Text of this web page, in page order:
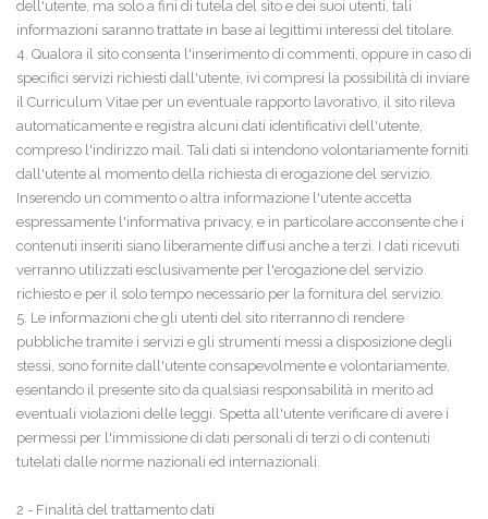
dell'utente, ma solo a fini di tutela del sito e dei suoi utenti, tali
informazioni saranno trattate in base ai legittimi interessi del titolare.
4. Qualora il sito consenta l'inserimento di commenti, oppure in caso di
specifici servizi richiesti dall'utente, ivi compresi la possibilità di inviare
il Curriculum Vitae per un eventuale rapporto lavorativo, il sito rileva
automaticamente e registra alcuni dati identificativi dell'utente,
compreso l'indirizzo mail. Tali dati si intendono volontariamente forniti
dall'utente al momento della richiesta di erogazione del servizio.
Inserendo un commento o altra informazione l'utente accetta
espressamente l'informativa privacy, e in particolare acconsente che i
contenuti inseriti siano liberamente diffusi anche a terzi. I dati ricevuti
verranno utilizzati esclusivamente per l'erogazione del servizio
richiesto e per il solo tempo necessario per la fornitura del servizio.
5. Le informazioni che gli utenti del sito riterranno di rendere
pubbliche tramite i servizi e gli strumenti messi a disposizione degli
stessi, sono fornite dall'utente consapevolmente e volontariamente,
esentando il presente sito da qualsiasi responsabilità in merito ad
eventuali violazioni delle leggi. Spetta all'utente verificare di avere i
permessi per l'immissione di dati personali di terzi o di contenuti
tutelati dalle norme nazionali ed internazionali.
2 - Finalità del trattamento dati